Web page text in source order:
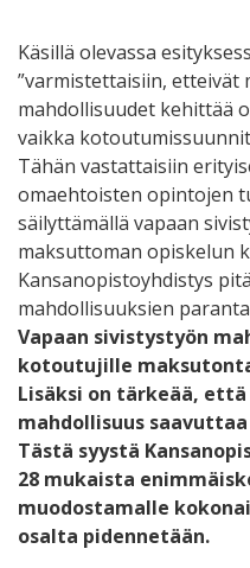
Käsillä olevassa
”varmistettaisiin, etteivät
mahdollisuudet kehittää
vaikka
Tähän vastattaisiin
omaehtoisten opintojen
säilyttämällä vapaan
maksuttoman opiskelun
Kansanopistoyhdistys
mahdollisuuksien
Vapaan sivistystyön
kotoutujille
Lisäksi on tärkeää,
mahdollisuus
Tästä syystä
28 mukaista
muodostamalle
osalta pidennetään.